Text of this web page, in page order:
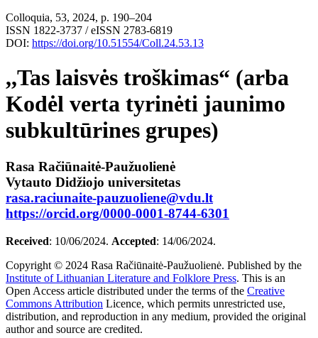
Colloquia, 53, 2024, p. 190–204
ISSN 1822-3737 / eISSN 2783-6819
DOI: https://doi.org/10.51554/Coll.24.53.13
,,Tas laisvės troškimas“ (arba
Kodėl verta tyrinėti jaunimo
subkultūrines grupes)
Rasa Račiūnaitė-Paužuolienė
Vytauto Didžiojo universitetas
rasa.raciunaite-pauzuoliene@vdu.lt
https://orcid.org/0000-0001-8744-6301
Received: 10/06/2024. Accepted: 14/06/2024.
Copyright © 2024 Rasa Račiūnaitė-Paužuolienė. Published by the
Institute of Lithuanian Literature and Folklore Press. This is an
Open Access article distributed under the terms of the Creative
Commons Attribution Licence, which permits unrestricted use,
distribution, and reproduction in any medium, provided the original
author and source are credited.